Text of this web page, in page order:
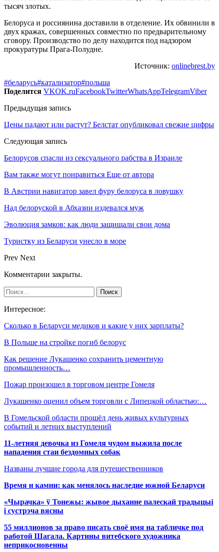
тысяч злотых.
Белоруса и россиянина доставили в отделение. Их обвинили в
двух кражах, совершенных совместно по предварительному
сговору. Производство по делу находится под надзором
прокуратуры Прага-Полудне.
Источник: onlinebrest.by
#беларусь#катализатор#польша
Поделится VKOK.ruFacebookTwitterWhatsAppTelegramViber
Предыдущая запись
Цены падают или растут? Белстат опубликовал свежие цифры
Следующая запись
Белорусов спасли из сексуального рабства в Израиле
Вам также могут понравиться Еще от автора
В Австрии навигатор завел фуру белоруса в ловушку
Над белоруской в Абхазии издевался муж
Эволюция замков: как люди защищали свои дома
Туристку из Беларуси унесло в море
Prev Next
Комментарии закрыты.
Интересное:
Сколько в Беларуси медиков и какие у них зарплаты?
В Польше на стройке погиб белорус
Как решение Лукашенко сохранить цементную
промышленность…
Пожар произошел в торговом центре Гомеля
Лукашенко оценил объем торговли с Липецкой областью:…
В Гомельской области прошёл день живых культурных
событий и летних выступлений
11-летняя девочка из Гомеля чудом выжила после
нападения стаи бездомных собак
Названы лучшие города для путешественников
Время и камни: как менялось наследие южной Беларуси
«Чырачка» ў Тонежы: жывое дыханне палескай традыцыі
і сустрэча вясны
55 миллионов за право писать своё имя на табличке под
работой Шагала. Картины витебского художника
неприкосновенны